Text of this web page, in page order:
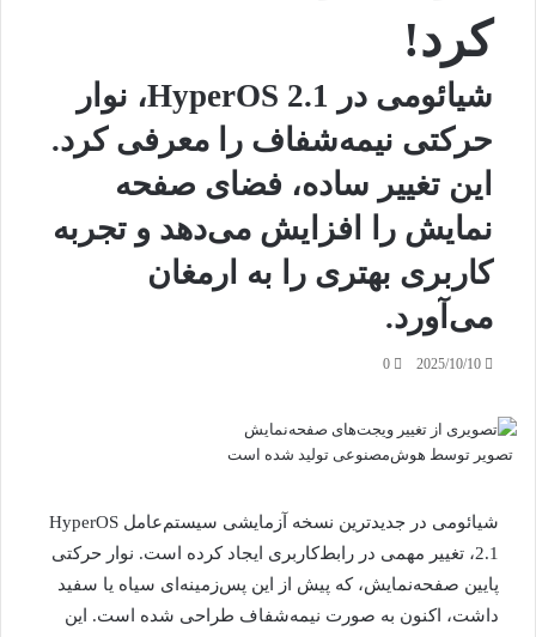
کرد!
شیائومی در HyperOS 2.1، نوار
حرکتی نیمه‌شفاف را معرفی کرد.
این تغییر ساده، فضای صفحه
نمایش را افزایش می‌دهد و تجربه
کاربری بهتری را به ارمغان
می‌آورد.
2025/10/10
0
تصویر توسط هوش‌مصنوعی تولید شده است
شیائومی در جدیدترین نسخه آزمایشی سیستم‌عامل HyperOS
2.1، تغییر مهمی در رابط‌کاربری ایجاد کرده است. نوار حرکتی
پایین صفحه‌نمایش، که پیش از این پس‌زمینه‌ای سیاه یا سفید
داشت، اکنون به صورت نیمه‌شفاف طراحی شده است. این